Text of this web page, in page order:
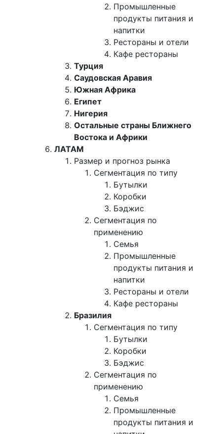
Промышленные
продукты питания и
напитки
Рестораны и отели
Кафе рестораны
Турция
Саудовская Аравия
Южная Африка
Египет
Нигерия
Остальные страны Ближнего
Востока и Африки
ЛАТАМ
Размер и прогноз рынка
Сегментация по типу
Бутылки
Коробки
Бэджис
Сегментация по
применению
Семья
Промышленные
продукты питания и
напитки
Рестораны и отели
Кафе рестораны
Бразилия
Сегментация по типу
Бутылки
Коробки
Бэджис
Сегментация по
применению
Семья
Промышленные
продукты питания и